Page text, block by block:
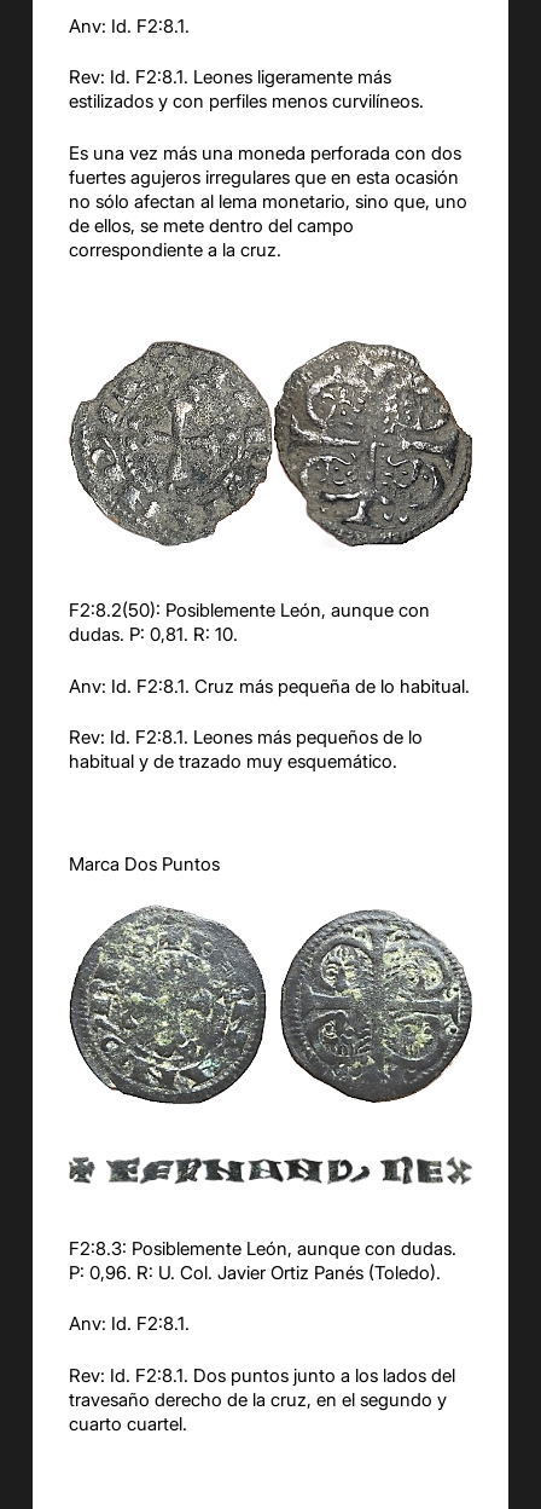
Anv: Id. F2:8.1.
Rev: Id. F2:8.1. Leones ligeramente más
estilizados y con perfiles menos curvilíneos.
Es una vez más una moneda perforada con dos
fuertes agujeros irregulares que en esta ocasión
no sólo afectan al lema monetario, sino que, uno
de ellos, se mete dentro del campo
correspondiente a la cruz.
F2:8.2(50): Posiblemente León, aunque con
dudas. P: 0,81. R: 10.
Anv: Id. F2:8.1. Cruz más pequeña de lo habitual.
Rev: Id. F2:8.1. Leones más pequeños de lo
habitual y de trazado muy esquemático.
Marca Dos Puntos
F2:8.3: Posiblemente León, aunque con dudas.
P: 0,96. R: U. Col. Javier Ortiz Panés (Toledo).
Anv: Id. F2:8.1.
Rev: Id. F2:8.1. Dos puntos junto a los lados del
travesaño derecho de la cruz, en el segundo y
cuarto cuartel.